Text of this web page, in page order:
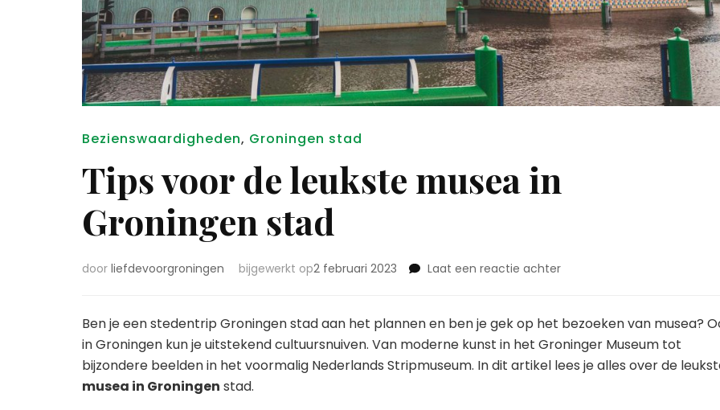
Bezienswaardigheden, Groningen stad
Tips voor de leukste musea in
Groningen stad
door liefdevoorgroningen bijgewerkt op2 februari 2023 Laat een reactie achterop
de
musea
in
Ben je een stedentrip Groningen stad aan het plannen en ben je gek op het bezoeken van musea?
in Groningen kun je uitstekend cultuursnuiven. Van moderne kunst in het Groninger Museum tot
bijzondere beelden in het voormalig Nederlands Stripmuseum. In dit artikel lees je alles over de
musea in Groningen stad.